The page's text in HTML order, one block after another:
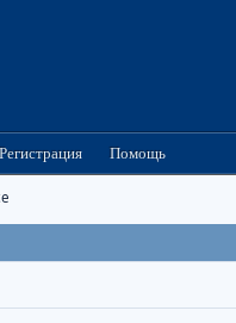
Помощь